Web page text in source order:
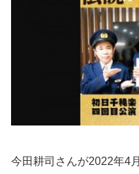
今田耕司さんが2022年4